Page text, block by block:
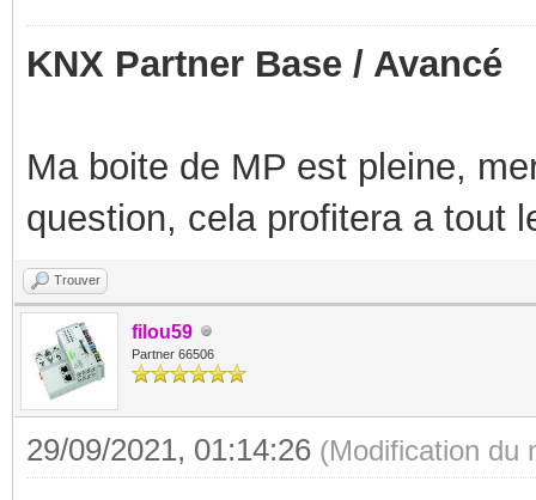
KNX Partner Base / Avancé
Ma boite de MP est pleine,
question, cela profitera a tout
Trouver
filou59
Partner 66506
29/09/2021, 01:14:26 (Modification du